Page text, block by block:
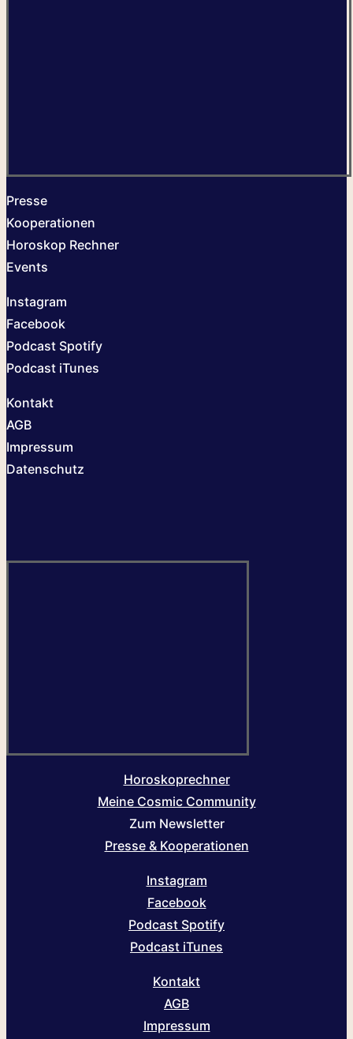
Presse
Kooperationen
Horoskop Rechner
Events
Instagram
Facebook
Podcast Spotify
Podcast iTunes
Kontakt
AGB
Impressum
Datenschutz
Horoskoprechner
Meine Cosmic Community
Zum Newsletter
Presse & Kooperationen
Instagram
Facebook
Podcast Spotify
Podcast iTunes
Kontakt
AGB
Impressum